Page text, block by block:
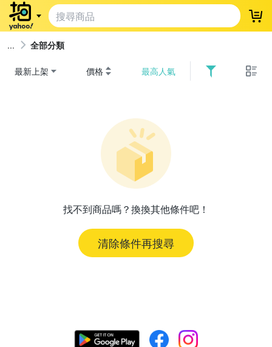
登
全部分類
最新上架 價格 最高人氣
找不到商品嗎？換換其他條件吧！
清除條件再搜尋